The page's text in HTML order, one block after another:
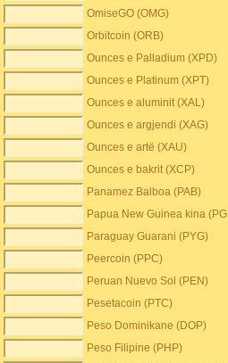
OmiseGO (OMG)
Orbitcoin (ORB)
Ounces e Palladium (XPD)
Ounces e Platinum (XPT)
Ounces e aluminit (XAL)
Ounces e argjendi (XAG)
Ounces e artë (XAU)
Ounces e bakrit (XCP)
Panamez Balboa (PAB)
Papua New Guinea kina
Paraguay Guarani (PYG)
Peercoin (PPC)
Peruan Nuevo Sol (PEN)
Pesetacoin (PTC)
Peso Dominikane (DOP)
Peso Filipine (PHP)